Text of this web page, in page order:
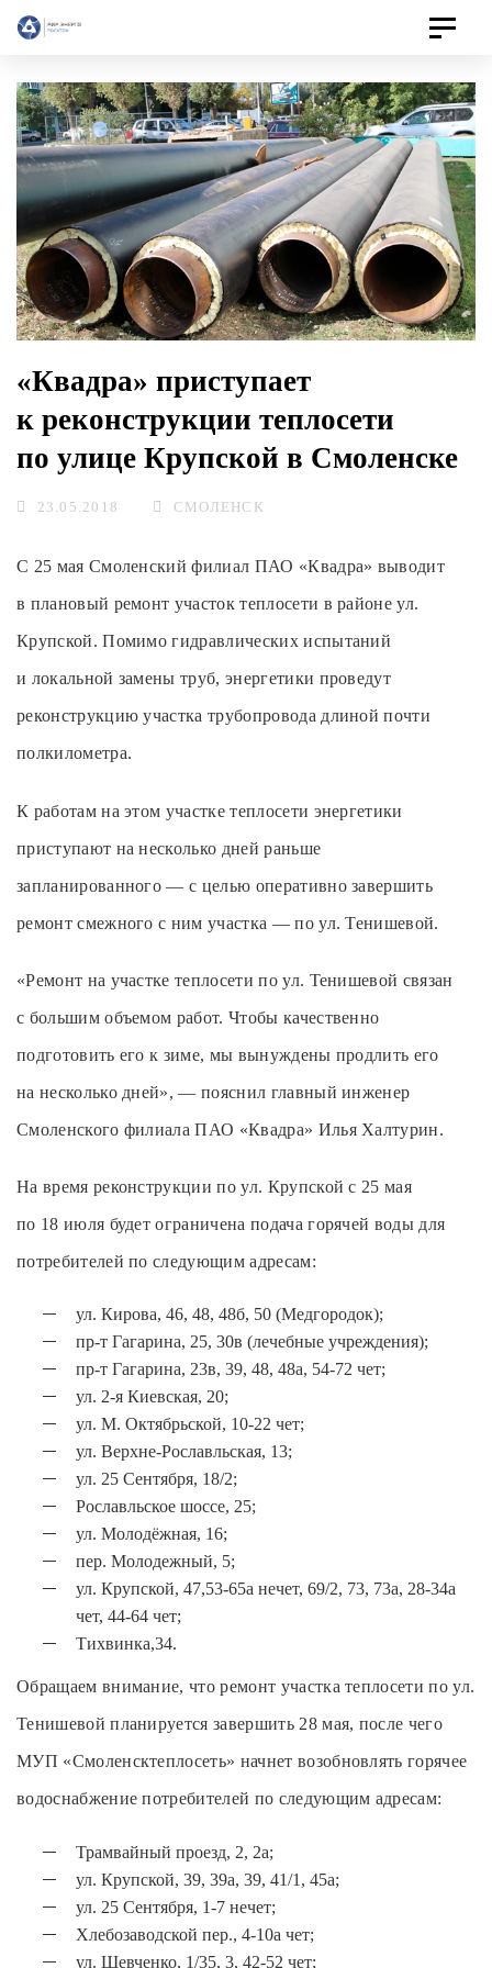
Toggle
«Квадра» приступает
к реконструкции теплосети
по улице Крупской в Смоленске
23.05.2018 СМОЛЕНСК
С 25 мая Смоленский филиал ПАО «Квадра» выводит
в плановый ремонт участок теплосети в районе ул.
Крупской. Помимо гидравлических испытаний
и локальной замены труб, энергетики проведут
реконструкцию участка трубопровода длиной почти
полкилометра.
К работам на этом участке теплосети энергетики
приступают на несколько дней раньше
запланированного — с целью оперативно завершить
ремонт смежного с ним участка — по ул. Тенишевой.
«Ремонт на участке теплосети по ул. Тенишевой связан
с большим объемом работ. Чтобы качественно
подготовить его к зиме, мы вынуждены продлить его
на несколько дней», — пояснил главный инженер
Смоленского филиала ПАО «Квадра» Илья Халтурин.
На время реконструкции по ул. Крупской с 25 мая
по 18 июля будет ограничена подача горячей воды для
потребителей по следующим адресам:
ул. Кирова, 46, 48, 48б, 50 (Медгородок);
пр-т Гагарина, 25, 30в (лечебные учреждения);
пр-т Гагарина, 23в, 39, 48, 48а, 54-72 чет;
ул. 2-я Киевская, 20;
ул. М. Октябрьской, 10-22 чет;
ул. Верхне-Рославльская, 13;
ул. 25 Сентября, 18/2;
Рославльское шоссе, 25;
ул. Молодёжная, 16;
пер. Молодежный, 5;
ул. Крупской, 47,53-65а нечет, 69/2, 73, 73а, 28-34а
чет, 44-64 чет;
Тихвинка,34.
Обращаем внимание, что ремонт участка теплосети по ул.
Тенишевой планируется завершить 28 мая, после чего
МУП «Смоленсктеплосеть» начнет возобновлять горячее
водоснабжение потребителей по следующим адресам:
Трамвайный проезд, 2, 2а;
ул. Крупской, 39, 39а, 39, 41/1, 45а;
ул. 25 Сентября, 1-7 нечет;
Хлебозаводской пер., 4-10а чет;
ул. Шевченко, 1/35, 3, 42-52 чет;